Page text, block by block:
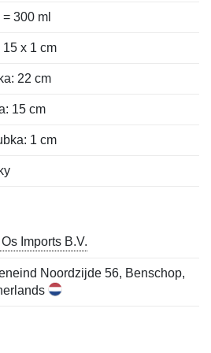
300 ml
15 x 1 cm
22 cm
15 cm
1 cm
Imports B.V.
Noordzijde 56, Benschop,